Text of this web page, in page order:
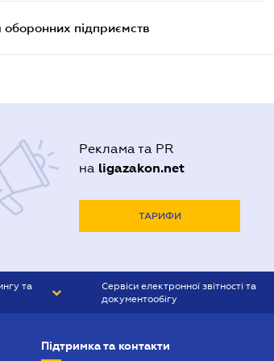
підприємств
Реклама та PR
на ligazakon.net
ТАРИФИ
та
Сервіси електронної звітності та
документообігу
Підтримка та контакти